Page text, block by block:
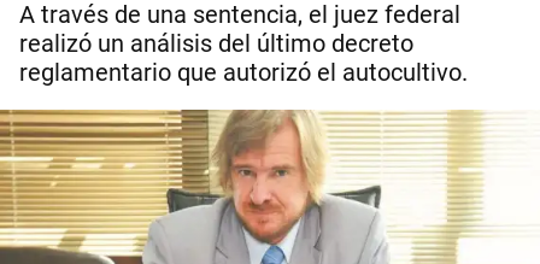
A través de una sentencia, el juez federal
realizó un análisis del último decreto
reglamentario que autorizó el autocultivo.